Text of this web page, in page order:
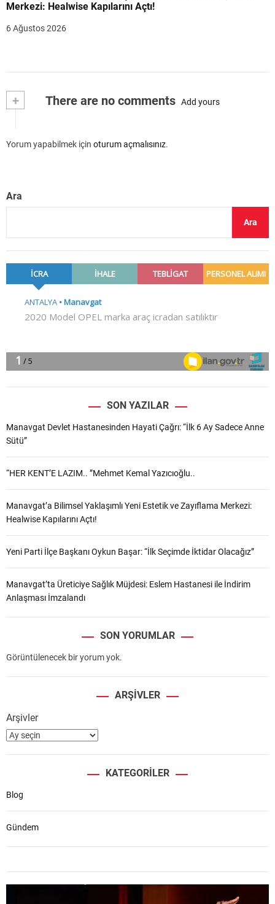
Merkezi: Healwise Kapılarını Açtı!
6 Ağustos 2026
+ There are no comments Add yours
Yorum yapabilmek için oturum açmalısınız.
Ara
Ara
SON YAZILAR
Manavgat Devlet Hastanesinden Hayati Çağrı: “İlk 6 Ay Sadece Anne
Sütü”
“HER KENT’E LAZIM.. ”Mehmet Kemal Yazıcıoğlu..
Manavgat’a Bilimsel Yaklaşımlı Yeni Estetik ve Zayıflama Merkezi:
Healwise Kapılarını Açtı!
Yeni Parti İlçe Başkanı Oykun Başar: “İlk Seçimde İktidar Olacağız”
Manavgat’ta Üreticiye Sağlık Müjdesi: Eslem Hastanesi ile İndirim
Anlaşması İmzalandı
SON YORUMLAR
Görüntülenecek bir yorum yok.
ARŞIVLER
Arşivler
KATEGORILER
Blog
Gündem